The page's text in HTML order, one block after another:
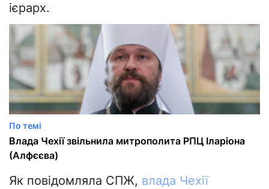
ієрарх.
По темі
Влада Чехії звільнила митрополита РПЦ Іларіона
(Алфєєва)
Як повідомляла СПЖ, влада Чехії